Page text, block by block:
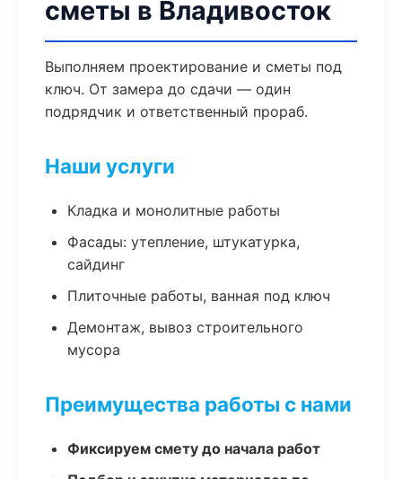
сметы в Владивосток
Выполняем проектирование и сметы под
ключ. От замера до сдачи — один
подрядчик и ответственный прораб.
Наши услуги
Кладка и монолитные работы
Фасады: утепление, штукатурка,
сайдинг
Плиточные работы, ванная под ключ
Демонтаж, вывоз строительного
мусора
Преимущества работы с нами
Фиксируем смету до начала работ